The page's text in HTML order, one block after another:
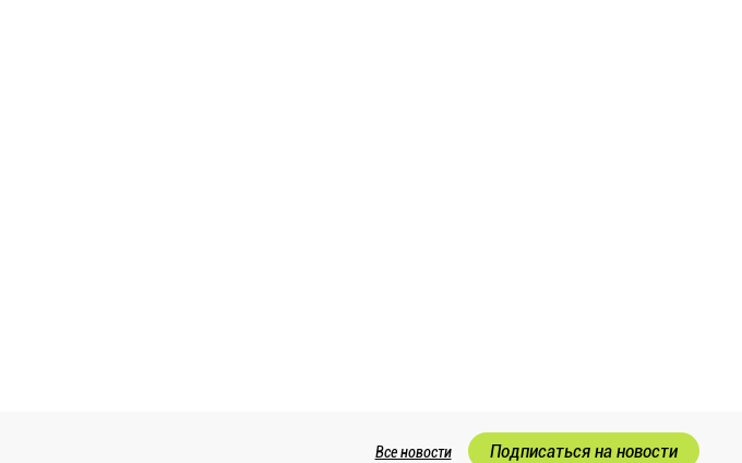
Все новости Подписаться на новости